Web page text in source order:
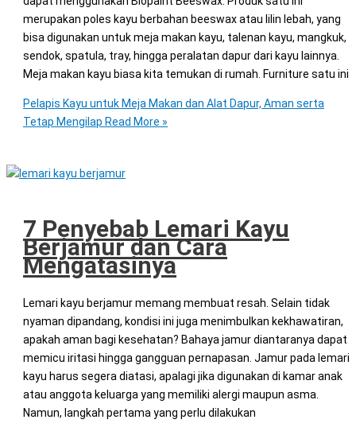
merupakan poles kayu berbahan beeswax atau lilin lebah, yang
bisa digunakan untuk meja makan kayu, talenan kayu, mangkuk,
sendok, spatula, tray, hingga peralatan dapur dari kayu lainnya.
Meja makan kayu biasa kita temukan di rumah. Furniture satu ini
Pelapis Kayu untuk Meja Makan dan Alat Dapur, Aman serta
Tetap Mengilap Read More »
7 Penyebab Lemari Kayu
Berjamur dan Cara
Mengatasinya
Lemari kayu berjamur memang membuat resah. Selain tidak
nyaman dipandang, kondisi ini juga menimbulkan kekhawatiran,
apakah aman bagi kesehatan? Bahaya jamur diantaranya dapat
memicu iritasi hingga gangguan pernapasan. Jamur pada lemari
kayu harus segera diatasi, apalagi jika digunakan di kamar anak
atau anggota keluarga yang memiliki alergi maupun asma.
Namun, langkah pertama yang perlu dilakukan